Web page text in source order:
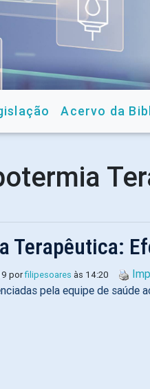
Acervo da
Terapêutica:
porfilipesoares às 14:20
pela equipe de saúde